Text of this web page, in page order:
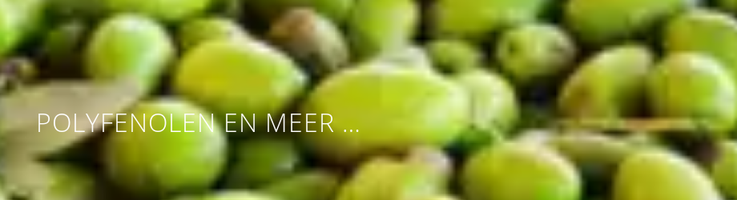
POLYFENOLEN EN MEER …